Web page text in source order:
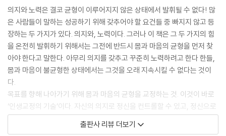
자유, 건강, 풍요와는 거리가 먼 인생을 살게 됩니다. --- 「힘을 뺄 것인가,
힘을 줄 것인가 : 치우쳐 있는 몸을 바로 바라보기」 중에서
치우친 생각과 판단과 결정으로 했던 것에 대한 책임을 지고, 반성과 용서
그리고 감사와 사랑으로 갚으며, 앞으로 ‘인의예지(仁義禮智)’를 통해 오
롯이 제 세상을 천국으로 바꾸는 것이 교정입니다. 그것이 제게 삶이고 인
생이며, 여러분에게 전하고자 하는 성공입니다.
--- 「Secret complete 될 수밖에 없는 방법=결국 꾸준한 실천」 중에서
의지와 노력은 결코 균형이 이루어지지 않은 상태에서 발휘될 수 없다! 많
은 사람들이 말하는 성공하기 위해 갖추어야 할 요건들 중 빠지지 않고 등
장하는 두 가지가 있다. 의지와, 노력이다. 그러나 이 책은 그 두 가지의 힘
을 온전히 발휘하기 위해서는 그전에 반드시 몸과 마음의 균형을 먼저 찾
아야 한다고 말한다. 아무리 의지를 갖추고 꾸준히 노력하려고 한다 한들,
몸과 마음이 불균형한 상태에서는 그것을 오래 지속시킬 수 없다는 것이
다.
목표를 향해 나아가기 위해 몸과 마음의 균형을 교정하는 것. 이것이 바로
‘인생교정의 기술’이다. 자신의 의지로 정신을 컨트롤할 수 있고, 정신으로
몸을 컨트롤 할 수 있다고 말하는 사람들이 있다. 그러나 무의식은 몸에 스
며든다. 다리를 꼬고 앉거나, 다리를 떨거나, 눈을 자주 깜빡이거나, 쩝쩝
출판사 리뷰 더보기